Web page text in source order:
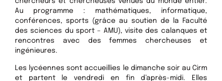
Au programme : mathématiques, informatique,
conférences, sports (grâce au soutien de la Faculté
des sciences du sport – AMU), visite des calanques et
rencontres avec des femmes chercheuses et
ingénieures.
Les lycéennes sont accueillies le dimanche soir au Cirm
et partent le vendredi en fin d’après-midi. Elles